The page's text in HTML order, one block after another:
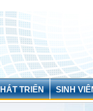
TRIỂN SINH